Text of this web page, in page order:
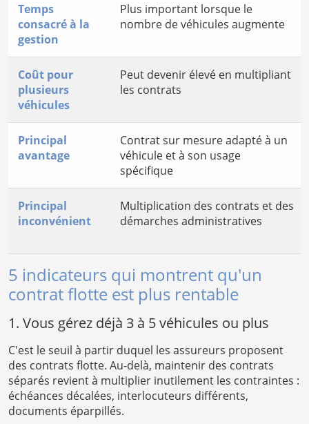
Temps
consacré à la
gestion
Plus important lorsque le
nombre de véhicules augmente
Coût pour
plusieurs
véhicules
Peut devenir élevé en multipliant
les contrats
Principal
avantage
Contrat sur mesure adapté à un
véhicule et à son usage
spécifique
Principal
inconvénient
Multiplication des contrats et des
démarches administratives
5 indicateurs qui montrent qu'un
contrat flotte est plus rentable
1. Vous gérez déjà 3 à 5 véhicules ou plus
C'est le seuil à partir duquel les assureurs proposent
des contrats flotte. Au-delà, maintenir des contrats
séparés revient à multiplier inutilement les contraintes :
échéances décalées, interlocuteurs différents,
documents éparpillés.